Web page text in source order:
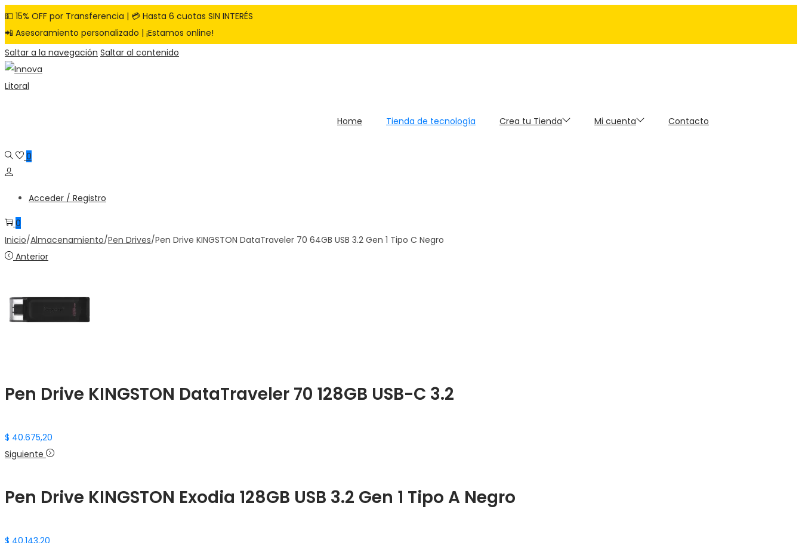
💵 15% OFF por Transferencia | 💳 Hasta 6 cuotas SIN INTERÉS
📲 Asesoramiento personalizado | ¡Estamos online!
Saltar a la navegación Saltar al contenido
Home Tienda de tecnología Crea tu Tienda Mi cuenta Contacto
0
Acceder / Registro
0
Inicio/Almacenamiento/Pen Drives/Pen Drive KINGSTON DataTraveler 70 64GB USB 3.2 Gen 1 Tipo C Negro
Anterior
Pen Drive KINGSTON DataTraveler 70 128GB USB-C 3.2
$ 40.675,20
Siguiente
Pen Drive KINGSTON Exodia 128GB USB 3.2 Gen 1 Tipo A Negro
$ 40.143,20